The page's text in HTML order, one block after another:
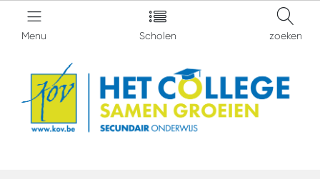
Menu Scholen zoeken